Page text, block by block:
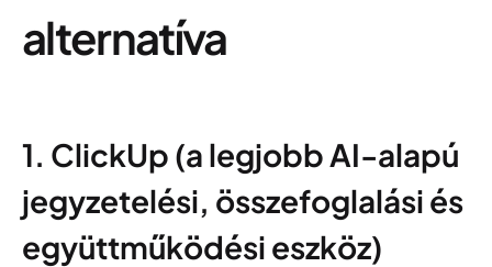
alternatíva
1. ClickUp (a legjobb AI-alapú
jegyzetelési, összefoglalási és
együttműködési eszköz)